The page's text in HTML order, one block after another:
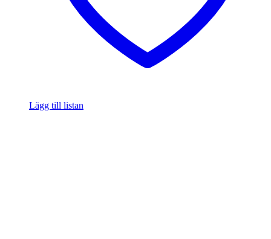
Lägg till listan